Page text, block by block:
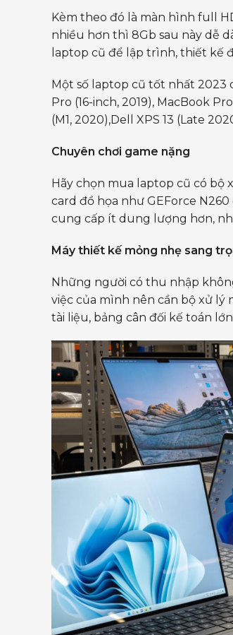
Kèm theo đó là màn hình full
nhiều hơn thì 8Gb sau này dễ
laptop cũ để lập trình, thiết kế
Một số laptop cũ tốt nhất 2023
Pro (16-inch, 2019), MacBook
(M1, 2020),Dell XPS 13 (Late
Chuyên chơi game nặng
Hãy chọn mua laptop cũ có bộ
card đồ họa như GEForce
cung cấp ít dung lượng hơn,
Máy thiết kế mỏng nhẹ sang
Những người có thu nhập
việc của mình nên cần bộ xử lý
tài liệu, bảng cân đối kế toán